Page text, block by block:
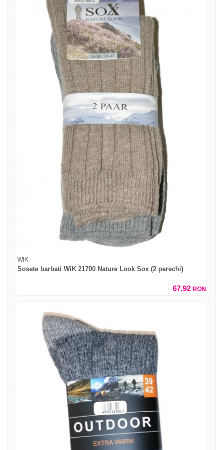
WiK
Sosete barbati WiK 21700 Nature Look Sox (2 perechi)
67,92 RON